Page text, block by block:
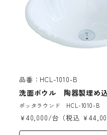
品番：HCL-1010-B
洗面ボウル 陶器製埋め
ポッタラウンド HCL-1010-B
￥40,000/台（税込 ￥